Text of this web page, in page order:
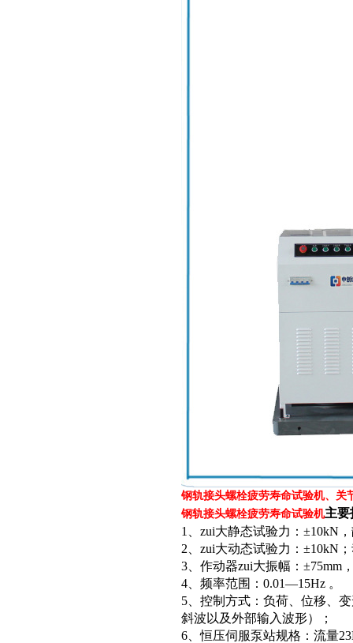
钢轨接头螺栓疲劳寿命试验机、关
钢轨接头螺栓疲劳寿命试验机主要
1、zui大静态试验力：±10kN
2、zui大动态试验力：±10kN
3、作动器zui大振幅：±75mm
4、频率范围：0.01—15Hz 。
5、控制方式：负荷、位移、
斜波以及外部输入波形）；
6、恒压伺服泵站规格：流量